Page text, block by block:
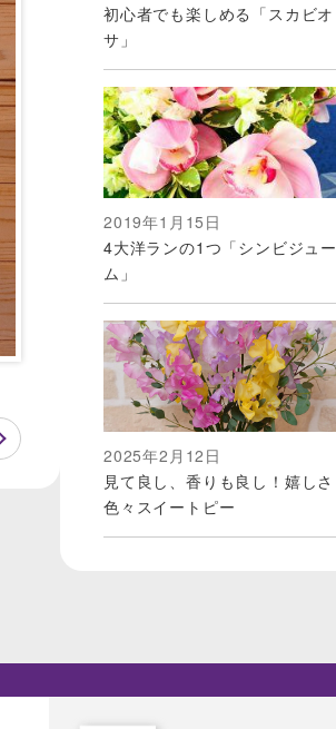
初心者でも楽しめる「スカビオ
サ」
2019年1月15日
4大洋ランの1つ「シンビジュー
ム」
2025年2月12日
見て良し、香りも良し！嬉しさ
色々スイートピー